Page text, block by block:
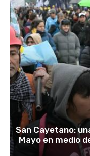
San Cayetano:
Mayo en medio